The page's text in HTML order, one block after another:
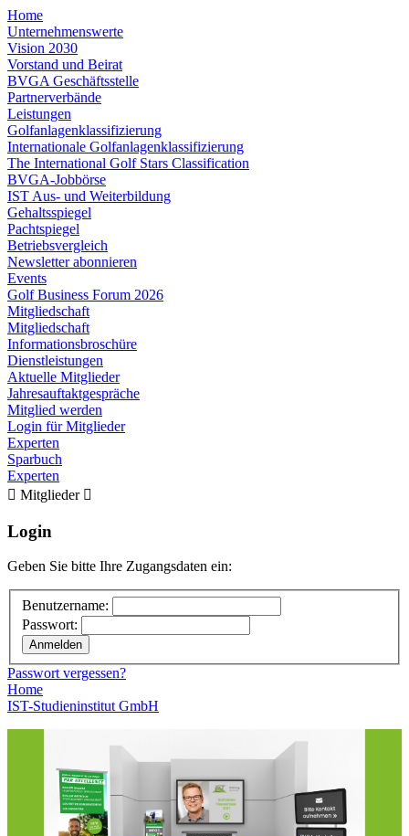
Home
Unternehmenswerte
Vision 2030
Vorstand und Beirat
BVGA Geschäftsstelle
Partnerverbände
Leistungen
Golfanlagenklassifizierung
Internationale Golfanlagenklassifizierung
The International Golf Stars Classification
BVGA-Jobbörse
IST Aus- und Weiterbildung
Gehaltsspiegel
Pachtspiegel
Betriebsvergleich
Newsletter abonnieren
Events
Golf Business Forum 2026
Mitgliedschaft
Mitgliedschaft
Informationsbroschüre
Dienstleistungen
Aktuelle Mitglieder
Jahresauftaktgespräche
Mitglied werden
Login für Mitglieder
Experten
Sparbuch
Experten
 Mitglieder 
Login
Geben Sie bitte Ihre Zugangsdaten ein:
Benutzername:
Passwort:
Passwort vergessen?
Home
IST-Studieninstitut GmbH